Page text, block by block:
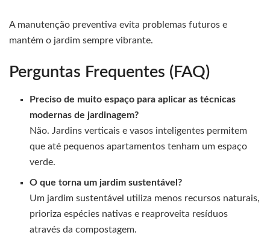
A manutenção preventiva evita problemas futuros e
mantém o jardim sempre vibrante.
Perguntas Frequentes (FAQ)
Preciso de muito espaço para aplicar as técnicas
modernas de jardinagem?
Não. Jardins verticais e vasos inteligentes permitem
que até pequenos apartamentos tenham um espaço
verde.
O que torna um jardim sustentável?
Um jardim sustentável utiliza menos recursos naturais,
prioriza espécies nativas e reaproveita resíduos
através da compostagem.